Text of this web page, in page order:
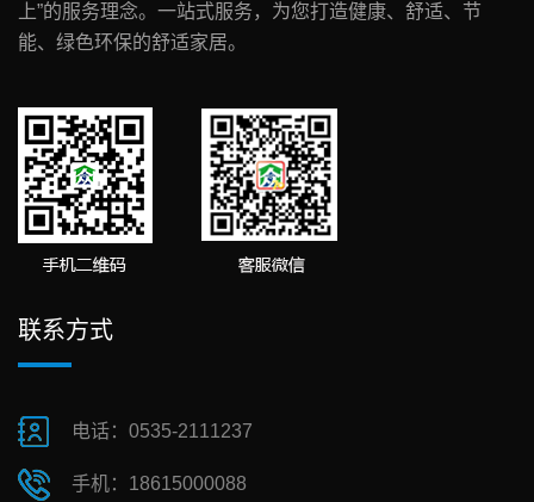
上”的服务理念。一站式服务，为您打造健康、舒适、节
能、绿色环保的舒适家居。
联系方式
电话：0535-2111237
手机：18615000088